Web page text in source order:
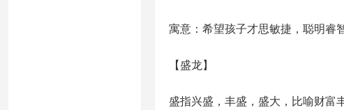
寓意：希望孩子才思敏捷，聪明睿
【盛龙】
盛指兴盛，丰盛，盛大，比喻财富